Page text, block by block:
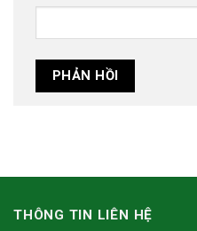
THÔNG TIN LIÊN HỆ